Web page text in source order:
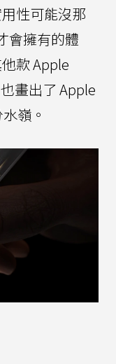
性可能沒那
會擁有的體
款 Apple
畫出了 Apple
嶺。